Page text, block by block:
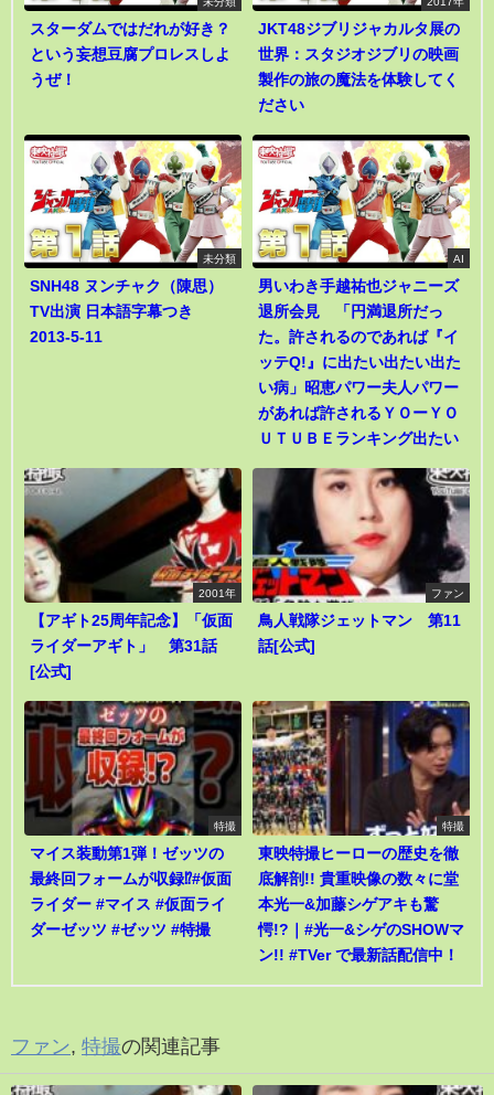
スターダムではだれが好き？
という妄想豆腐プロレスしよ
うぜ！
JKT48ジブリジャカルタ展の
世界：スタジオジブリの映画
製作の旅の魔法を体験してく
ださい
未分類
SNH48 ヌンチャク（陳思）
TV出演 日本語字幕つき
2013-5-11
AI
男いわき手越祐也ジャニーズ
退所会見 「円満退所だっ
た。許されるのであれば『イ
ッテQ!』に出たい出たい出た
い病」昭恵パワー夫人パワー
があれば許されるＹＯーＹＯ
ＵＴＵＢＥランキング出たい
2001年
【アギト25周年記念】「仮面
ライダーアギト」 第31話
[公式]
ファン
鳥人戦隊ジェットマン 第11
話[公式]
特撮
マイス装動第1弾！ゼッツの
最終回フォームが収録⁉︎#仮面
ライダー #マイス #仮面ライ
ダーゼッツ #ゼッツ #特撮
特撮
東映特撮ヒーローの歴史を徹
底解剖!! 貴重映像の数々に堂
本光一&加藤シゲアキも驚
愕!?｜#光一&シゲのSHOWマ
ン!! #TVer で最新話配信中！
ファン, 特撮の関連記事